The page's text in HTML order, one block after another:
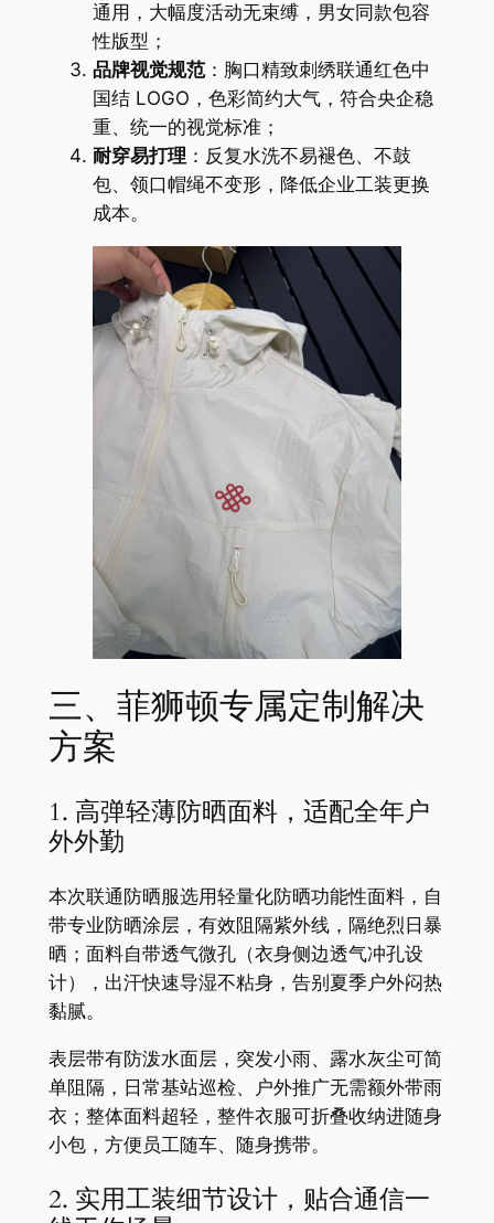
通用，大幅度活动无束缚，男女同款包容
性版型；
品牌视觉规范：胸口精致刺绣联通红色中
国结 LOGO，色彩简约大气，符合央企稳
重、统一的视觉标准；
耐穿易打理 ：反复水洗不易褪色、不鼓
包、领口帽绳不变形，降低企业工装更换
成本。
三、菲狮顿专属定制解决
方案
1. 高弹轻薄防晒面料，适配全年户
外外勤
本次联通防晒服选用轻量化防晒功能性面料，自
带专业防晒涂层，有效阻隔紫外线，隔绝烈日暴
晒；面料自带透气微孔（衣身侧边透气冲孔设
计），出汗快速导湿不粘身，告别夏季户外闷热
黏腻。
表层带有防泼水面层，突发小雨、露水灰尘可简
单阻隔，日常基站巡检、户外推广无需额外带雨
衣；整体面料超轻，整件衣服可折叠收纳进随身
小包，方便员工随车、随身携带。
2. 实用工装细节设计，贴合通信一